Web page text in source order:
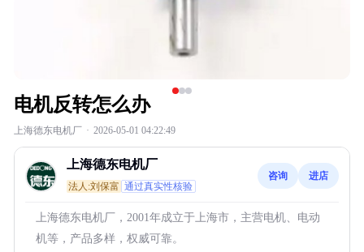
电机反转怎么办
上海德东电机厂 · 2026-05-01 04:22:49
上海德东电机厂
法人:刘保富 通过真实性核验
咨询 进店
上海德东电机厂，2001年成立于上海市，主营电机、电动
机等，产品多样，权威可靠。